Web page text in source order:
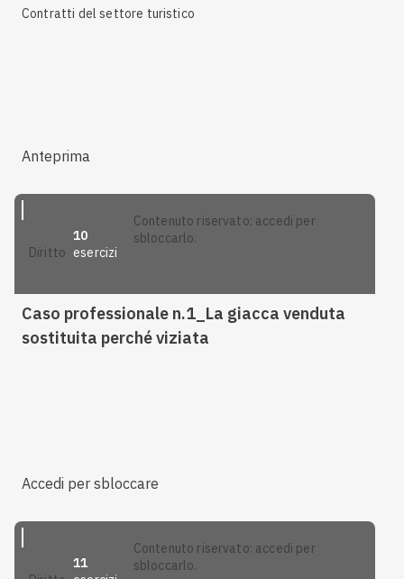
Contratti del settore turistico
Anteprima
diritto
10
esercizi
contenuto riservato: accedi per
sbloccarlo.
Caso professionale n.1_La giacca venduta
sostituita perché viziata
Accedi per sbloccare
11
contenuto riservato: accedi per
sbloccarlo.